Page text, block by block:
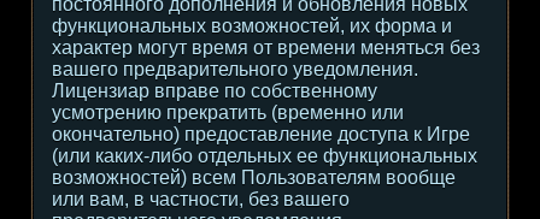
постоянного дополнения и обновления новых
функциональных возможностей, их форма и
характер могут время от времени меняться без
вашего предварительного уведомления.
Лицензиар вправе по собственному
усмотрению прекратить (временно или
окончательно) предоставление доступа к Игре
(или каких-либо отдельных ее функциональных
возможностей) всем Пользователям вообще
или вам, в частности, без вашего